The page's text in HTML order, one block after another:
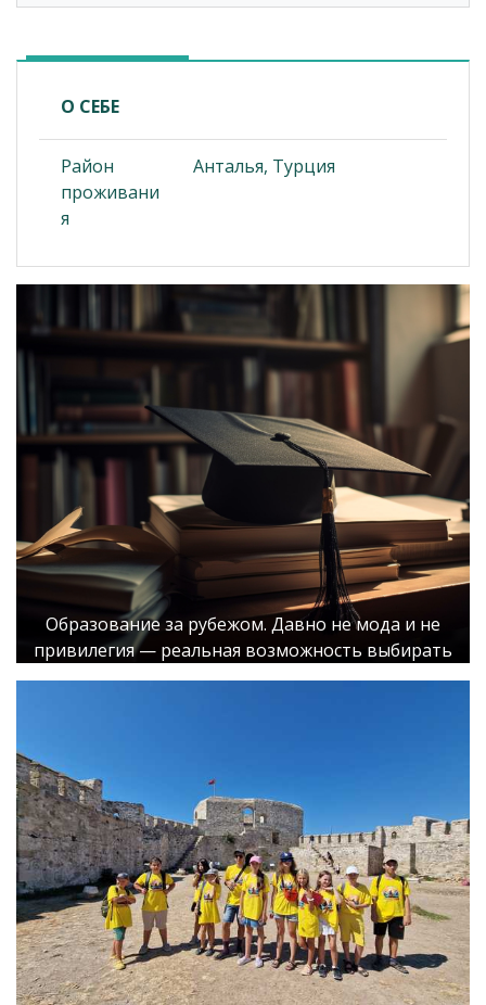
О СЕБЕ
Район
проживани
я
Анталья, Турция
Образование за рубежом. Давно не мода и не
привилегия — реальная возможность выбирать